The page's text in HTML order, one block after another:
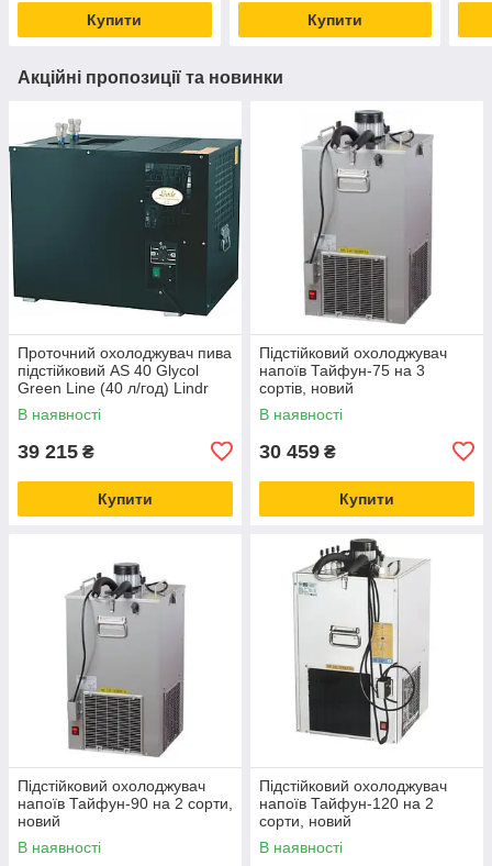
Купити Купити
Акційні пропозиції та новинки
Проточний охолоджувач пива
підстійковий AS 40 Glycol
Green Line (40 л/год) Lindr
Чехія, Пивоохолодники
В наявності
39 215 ₴
Купити
Підстійковий охолоджувач
напоїв Тайфун-75 на 3
сортів, новий
В наявності
30 459 ₴
Купити
Підстійковий охолоджувач
напоїв Тайфун-90 на 2 сорти,
новий
В наявності
Підстійковий охолоджувач
напоїв Тайфун-120 на 2
сорти, новий
В наявності